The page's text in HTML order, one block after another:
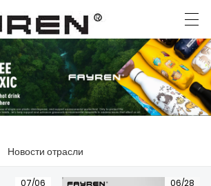
Deutsch Ελληνική γλώσσα English
Новости отрасли
07/06 06/28